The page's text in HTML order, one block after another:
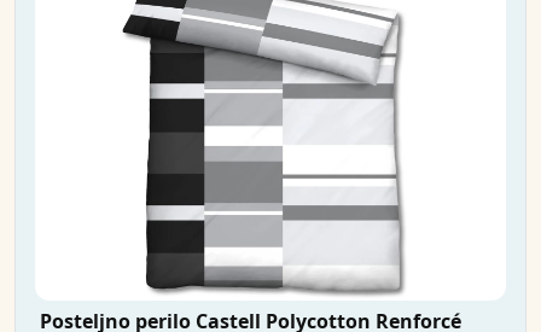
Posteljno perilo Castell Polycotton Renforcé